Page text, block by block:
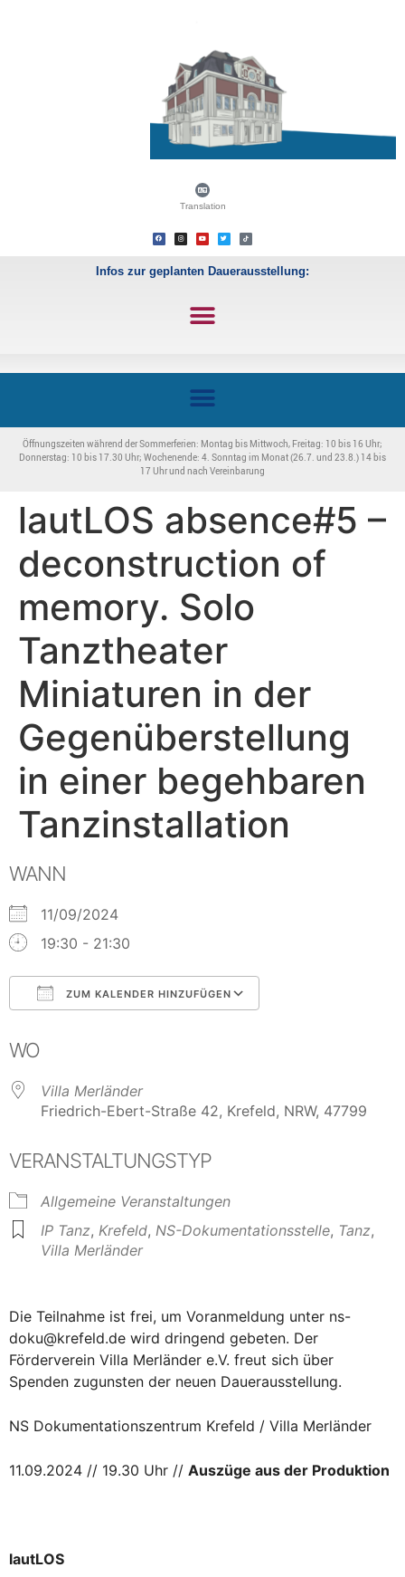
Translation
Infos zur geplanten Dauerausstellung:
Öffnungszeiten während der Sommerferien: Montag bis Mittwoch, Freitag: 10 bis 16 Uhr;
Donnerstag: 10 bis 17.30 Uhr; Wochenende: 4. Sonntag im Monat (26.7. und 23.8.) 14 bis
17 Uhr und nach Vereinbarung
lautLOS absence#5 –
deconstruction of
memory. Solo
Tanztheater
Miniaturen in der
Gegenüberstellung
in einer begehbaren
Tanzinstallation
WANN
11/09/2024
19:30 - 21:30
ZUM KALENDER HINZUFÜGEN
WO
Villa Merländer
Friedrich-Ebert-Straße 42, Krefeld, NRW, 47799
VERANSTALTUNGSTYP
Allgemeine Veranstaltungen
IP Tanz, Krefeld, NS-Dokumentationsstelle, Tanz,
Villa Merländer
Die Teilnahme ist frei, um Voranmeldung unter ns-
doku@krefeld.de wird dringend gebeten. Der
Förderverein Villa Merländer e.V. freut sich über
Spenden zugunsten der neuen Dauerausstellung.
NS Dokumentationszentrum Krefeld / Villa Merländer
11.09.2024 // 19.30 Uhr // Auszüge aus der Produktion
lautLOS